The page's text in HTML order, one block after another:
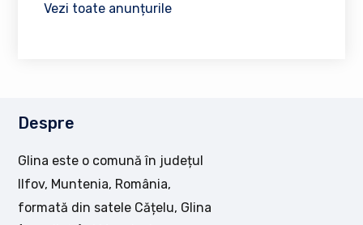
Vezi toate anunțurile
Despre
Glina este o comună în județul
Ilfov, Muntenia, România,
formată din satele Cățelu, Glina